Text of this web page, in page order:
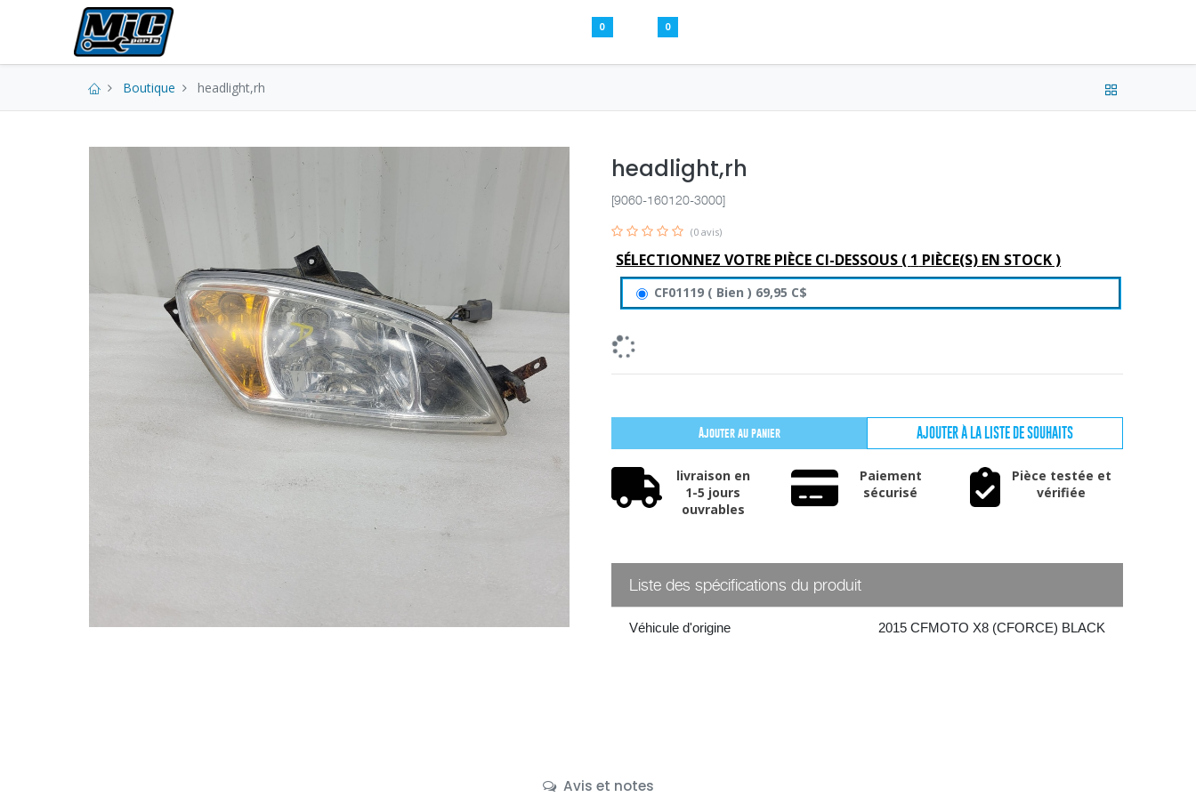
0 0
Boutique headlight,rh
headlight,rh
[9060-160120-3000]
(0 avis)
SÉLECTIONNEZ VOTRE PIÈCE CI-DESSOUS ( 1 PIÈCE(S) EN STOCK )
CF01119 ( Bien ) 69,95 C$
Ajouter au panier AJOUTER À LA LISTE DE SOUHAITS
livraison en
1-5 jours
ouvrables
Paiement
sécurisé
Pièce testée et
vérifiée
Liste des spécifications du produit
Véhicule d'origine 2015 CFMOTO X8 (CFORCE) BLACK
Avis et notes